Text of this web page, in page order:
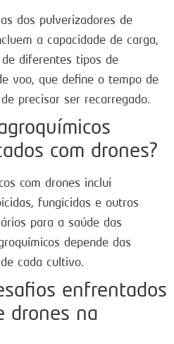
dos pulverizadores de
a capacidade de carga,
diferentes tipos de
voo, que define o tempo de
precisar ser recarregado.
com drones?
com drones inclui
fungicidas e outros
para a saúde das
depende das
cada cultivo.
enfrentados
drones na